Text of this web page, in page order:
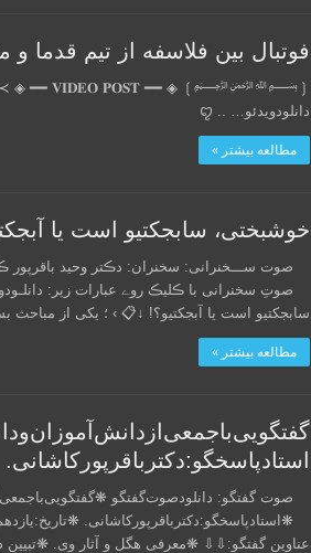
فوتبال بین فلاسفه از تیم قدما و
دانلودویدئو… .. ꨄ︎
مطالعه بیشتر »
خوشبختی، سابجکتیو است یا
سابجکتیو است یا آبجکتیو؟! ↓📋 › ؛ یکی از
مطالعه بیشتر »
استادپاسخگو:دکترباقر‌پورکاشانی.
صوت گفتگو: دانلود‌صوت‌گفتگو
عناوین گفتگو:⇩⇩ ❋معرفی هگل و آثار وی. ❋تبیین